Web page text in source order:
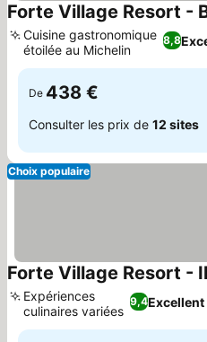
Forte Village Resort -
8,8
Cuisine gastronomique
étoilée au Michelin
De 438 €
Consulter les prix de 12 sites
Choix populaire
Forte Village Resort -
9,4Excellent
Expériences
culinaires variées